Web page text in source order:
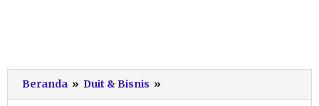
Beranda » Duit & Bisnis »
Desa